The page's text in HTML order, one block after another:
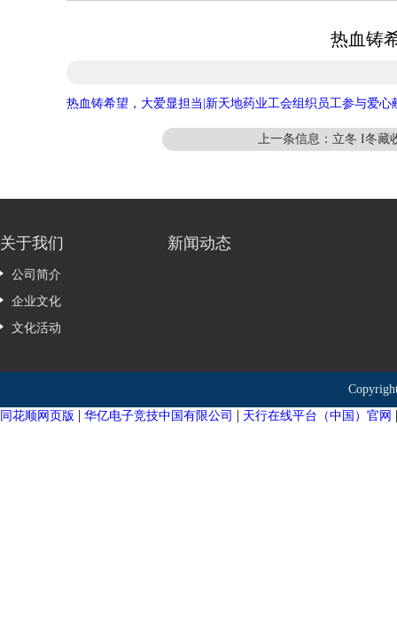
热血铸
热血铸希望，大爱显担当|新天地药业工会组织员工参与爱心
上一条信息：立冬 I冬藏
关于我们
公司简介
企业文化
文化活动
新闻动态
同花顺网页版 | 华亿电子竞技中国有限公司 | 天行在线平台（中国）官网